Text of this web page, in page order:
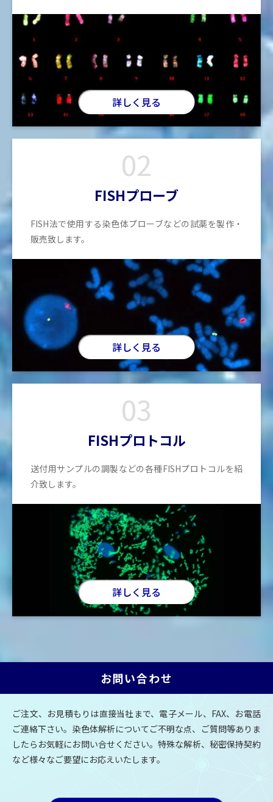
詳しく見る
02
FISHプローブ
FISH法で使用する染色体プローブなどの試薬を製作・
販売致します。
詳しく見る
03
FISHプロトコル
送付用サンプルの調製などの各種FISHプロトコルを紹
介致します。
詳しく見る
お問い合わせ
ご注文、お見積もりは直接当社まで、電子メール、FAX、お電話
ご連絡下さい。 染色体解析についてご不明な点、ご質問等ありま
したらお気軽にお問い合せください。特殊な解析、秘密保持契約
など様々なご要望にお応えいたします。